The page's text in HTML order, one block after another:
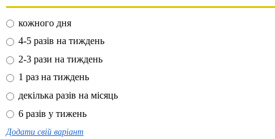
кожного дня
4-5 разів на тиждень
2-3 рази на тиждень
1 раз на тиждень
декілька разів на місяць
6 разів у тижень
Додати свій варіант